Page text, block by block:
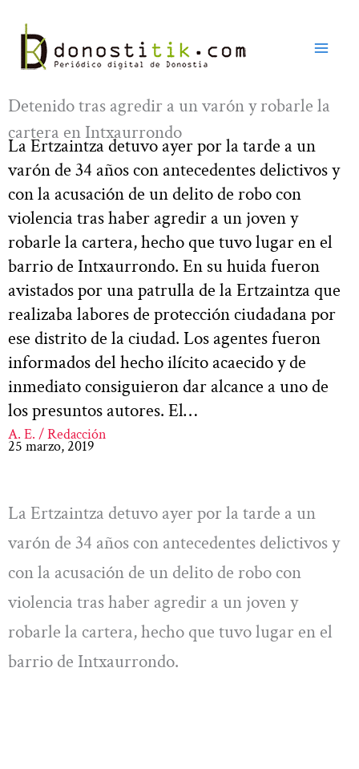
contenido
Detenido tras agredir a un varón y robarle la
cartera en Intxaurrondo
La Ertzaintza detuvo ayer por la tarde a un
varón de 34 años con antecedentes delictivos y
con la acusación de un delito de robo con
violencia tras haber agredir a un joven y
robarle la cartera, hecho que tuvo lugar en el
barrio de Intxaurrondo. En su huida fueron
avistados por una patrulla de la Ertzaintza que
realizaba labores de protección ciudadana por
ese distrito de la ciudad. Los agentes fueron
informados del hecho ilícito acaecido y de
inmediato consiguieron dar alcance a uno de
los presuntos autores. El…
A. E. / Redacción
25 marzo, 2019
La Ertzaintza detuvo ayer por la tarde a un
varón de 34 años con antecedentes delictivos y
con la acusación de un delito de robo con
violencia tras haber agredir a un joven y
robarle la cartera, hecho que tuvo lugar en el
barrio de Intxaurrondo.